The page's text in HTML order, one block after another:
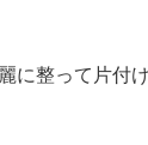
に整って片付